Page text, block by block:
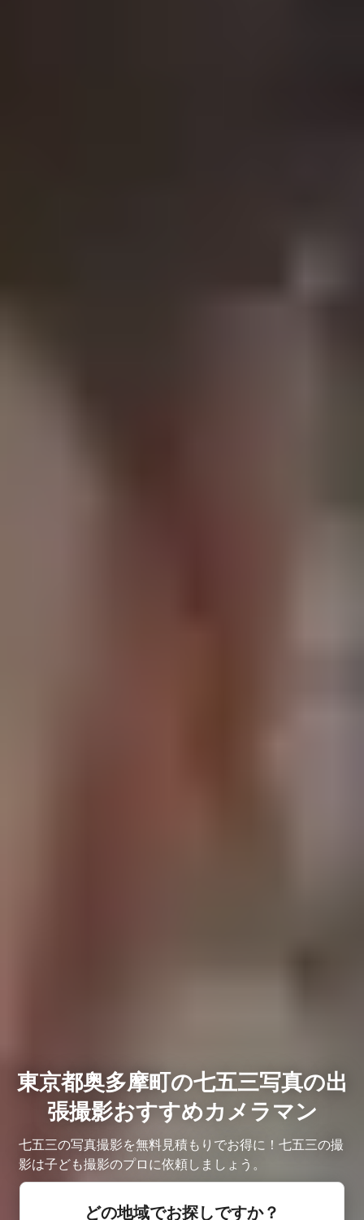
東京都奥多摩町の七五三写真の出
張撮影おすすめカメラマン
七五三の写真撮影を無料見積もりでお得に！七五三の撮
影は子ども撮影のプロに依頼しましょう。
どの地域でお探しですか？